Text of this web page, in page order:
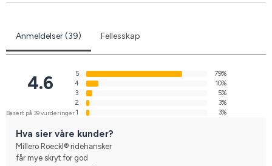
Anmeldelser (39) Fellesskap
4.6
Basert på 39 vurderinger
5
79%
4
10%
3
5%
2
3%
1
3%
Hva sier våre kunder?
Millero Roeckl® ridehansker
får mye skryt for god